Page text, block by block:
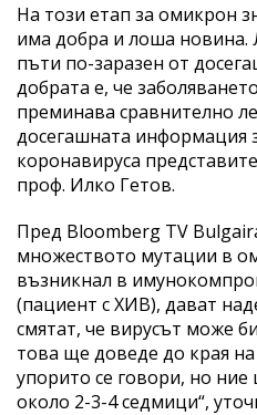
На този етап за омикрон
има добра и лоша новина.
пъти по-заразен от
добрата е, че
преминава сравнително
досегашната информация
коронавируса
проф. Илко Гетов.
Пред Bloomberg TV
множеството мутации в
възникнал в
(пациент с ХИВ), дават
смятат, че вирусът може
това ще доведе до края
упорито се говори, но
около 2-3-4 седмици“,